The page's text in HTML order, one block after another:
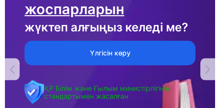
жоспарларын
жүктеп алғыңыз келеді ме?
Үлгісін көру
ҚР Білім және Ғылым министірлігінің
стандартымен жасалған